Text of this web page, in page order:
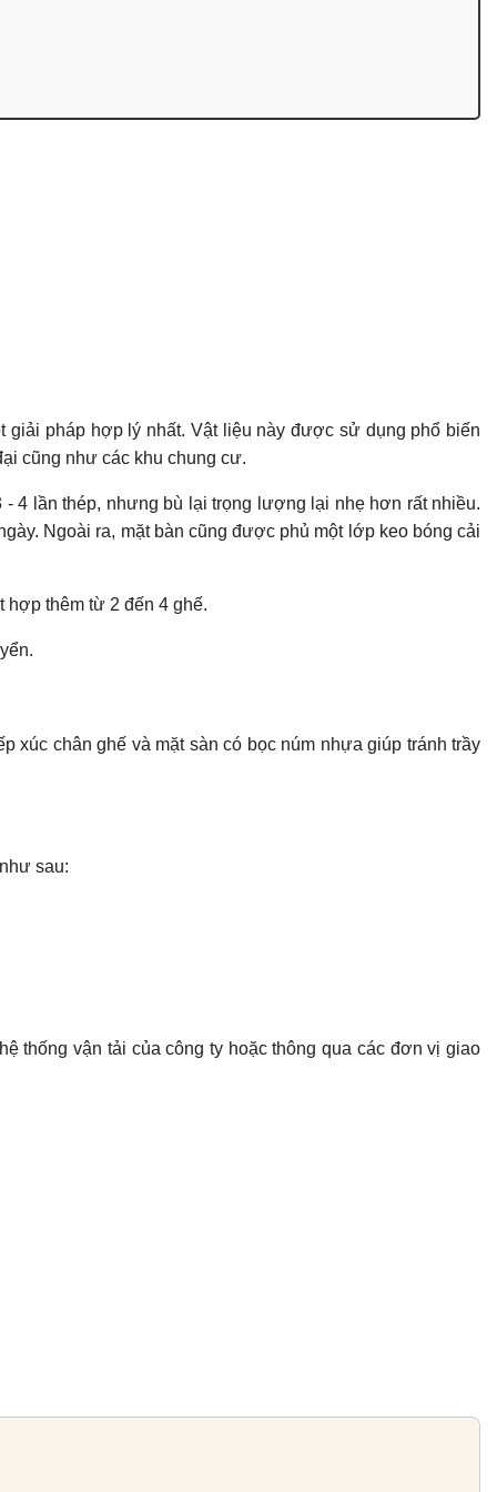
giải pháp hợp lý nhất. Vật liệu này được sử dụng phổ biến
cũng như các khu chung cư.
4 lần thép, nhưng bù lại trọng lượng lại nhẹ hơn rất nhiều.
Ngoài ra, mặt bàn cũng được phủ một lớp keo bóng cải
hợp thêm từ 2 đến 4 ghế.
xúc chân ghế và mặt sàn có bọc núm nhựa giúp tránh trầy
sau:
thống vận tải của công ty hoặc thông qua các đơn vị giao